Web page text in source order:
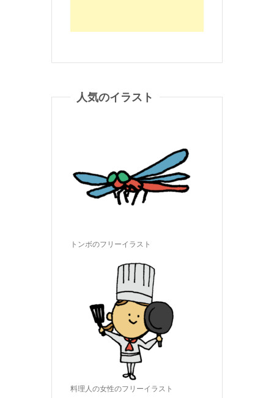
人気のイラスト
トンボのフリーイラスト
料理人の女性のフリーイラスト